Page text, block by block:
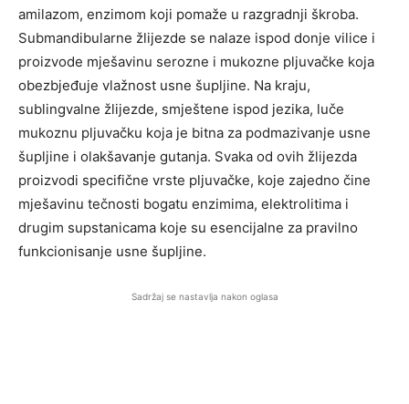
amilazom, enzimom koji pomaže u razgradnji škroba.
Submandibularne žlijezde se nalaze ispod donje vilice i
proizvode mješavinu serozne i mukozne pljuvačke koja
obezbjeđuje vlažnost usne šupljine. Na kraju,
sublingvalne žlijezde, smještene ispod jezika, luče
mukoznu pljuvačku koja je bitna za podmazivanje usne
šupljine i olakšavanje gutanja. Svaka od ovih žlijezda
proizvodi specifične vrste pljuvačke, koje zajedno čine
mješavinu tečnosti bogatu enzimima, elektrolitima i
drugim supstanicama koje su esencijalne za pravilno
funkcionisanje usne šupljine.
Sadržaj se nastavlja nakon oglasa